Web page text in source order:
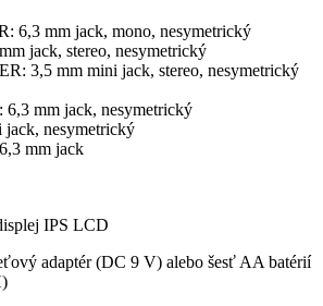
6,3 mm jack, mono, nesymetrický
jack, stereo, nesymetrický
3,5 mm mini jack, stereo, nesymetrický
mm jack, nesymetrický
nesymetrický
mm jack
IPS LCD
adaptér (DC 9 V) alebo šesť AA batérií